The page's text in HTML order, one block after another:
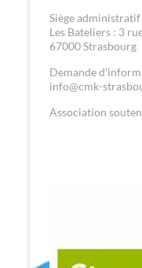
Siège administratif
Les Bateliers : 3
67000 Strasbourg
Demande
info@cmk-
Association